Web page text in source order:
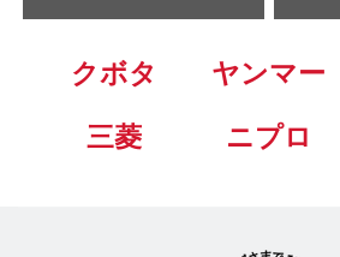
クボタ ヤンマー
三菱
ニプロ